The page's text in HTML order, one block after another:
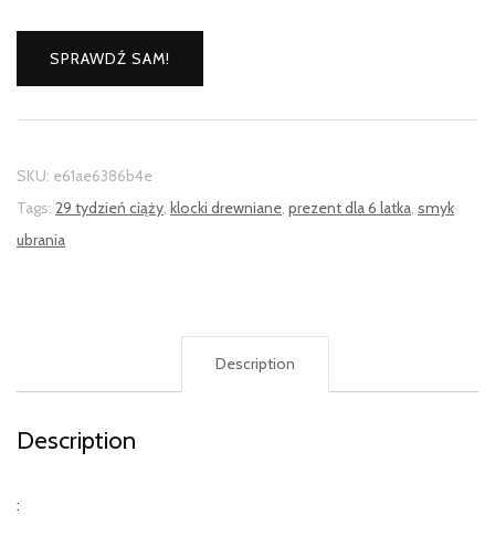
SPRAWDŹ SAM!
SKU: e61ae6386b4e
Tags: 29 tydzień ciąży, klocki drewniane, prezent dla 6 latka, smyk
ubrania
Description
Description
: